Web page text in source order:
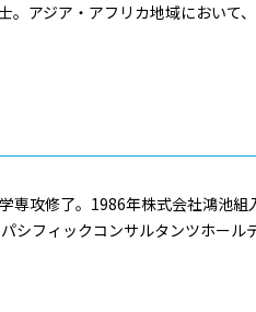
アジア・アフリカ地域において
攻修了。1986年株式会社鴻池
フィックコンサルタンツホー